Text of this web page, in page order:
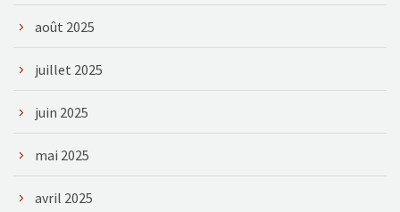
août 2025
juillet 2025
juin 2025
mai 2025
avril 2025